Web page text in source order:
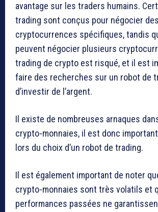
avantage sur les traders humains.
trading sont conçus pour négocier des
cryptocurrences spécifiques, tandis
peuvent négocier plusieurs
trading de crypto est risqué, et il est
faire des recherches sur un robot de
d’investir de l’argent.
Il existe de nombreuses arnaques
crypto-monnaies, il est donc
lors du choix d’un robot de trading.
Il est également important de noter
crypto-monnaies sont très volatils et
performances passées ne